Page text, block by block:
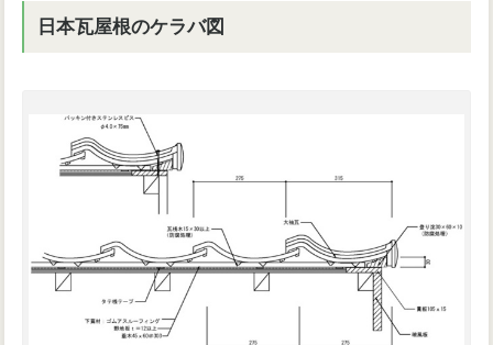
日本瓦屋根のケラバ図